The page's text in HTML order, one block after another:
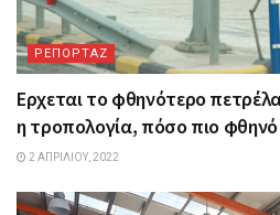
ΡΕΠΟΡΤΑΖ
Ερχεται το φθηνότερο
η τροπολογία, πόσο πιο φθηνό
2 ΑΠΡΙΛΊΟΥ, 2022